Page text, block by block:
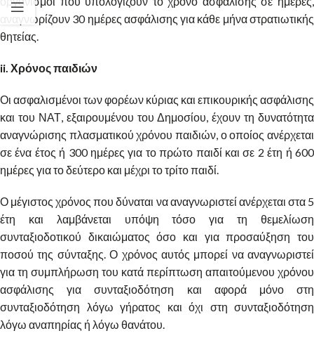
αναγνωρίζουν 30 ημέρες ασφάλισης για κάθε μήνα στρατιωτικής
θητείας.
ii. Χρόνος παιδιών
Οι ασφαλισμένοι των φορέων κύριας και επικουρικής ασφάλισης
και του ΝΑΤ, εξαιρουμένου του Δημοσίου, έχουν τη δυνατότητα
αναγνώρισης πλασματικού χρόνου παιδιών, ο οποίος ανέρχεται
σε ένα έτος ή 300 ημέρες για το πρώτο παιδί και σε 2 έτη ή 600
ημέρες για το δεύτερο και μέχρι το τρίτο παιδί.
Ο μέγιστος χρόνος που δύναται να αναγνωριστεί ανέρχεται στα 5
έτη και λαμβάνεται υπόψη τόσο για τη θεμελίωση
συνταξιοδοτικού δικαιώματος όσο και για προσαύξηση του
ποσού της σύνταξης. Ο χρόνος αυτός μπορεί να αναγνωριστεί
για τη συμπλήρωση του κατά περίπτωση απαιτούμενου χρόνου
ασφάλισης για συνταξιοδότηση και αφορά μόνο στη
συνταξιοδότηση λόγω γήρατος και όχι στη συνταξιοδότηση
λόγω αναπηρίας ή λόγω θανάτου.